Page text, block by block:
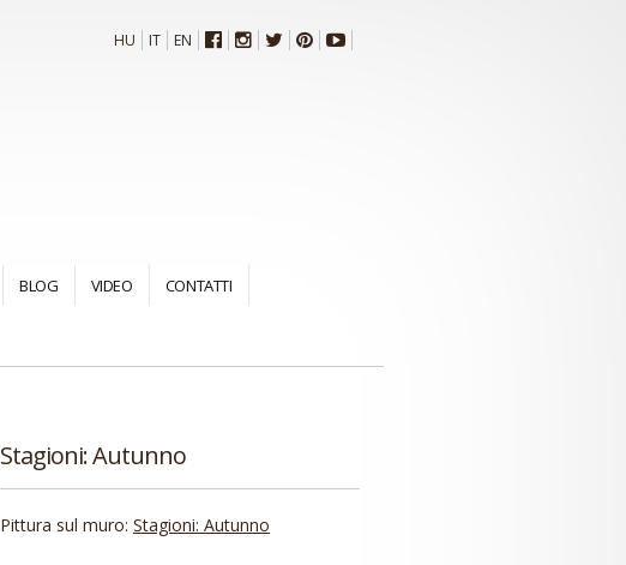
HU IT EN
BLOG VIDEO CONTATTI
Stagioni: Autunno
Pittura sul muro: Stagioni: Autunno